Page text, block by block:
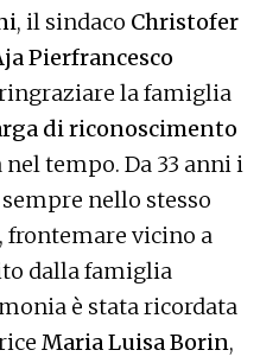
, il sindaco Christofer
Pierfrancesco
la famiglia
di riconoscimento
tempo. Da 33 anni i
nello stesso
frontemare vicino a
dalla famiglia
è stata ricordata
Maria Luisa Borin,